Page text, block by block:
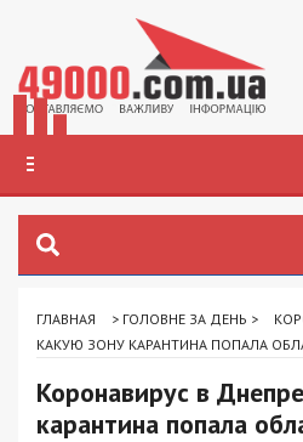
ГЛАВНАЯ > ГОЛОВНЕ ЗА ДЕНЬ >
КАКУЮ ЗОНУ КАРАНТИНА ПОПАЛА
Коронавирус в
карантина попала